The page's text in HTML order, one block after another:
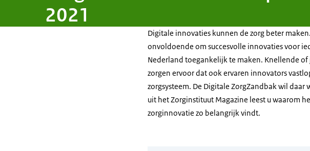
2021
Digitale innovaties kunnen de zorg beter
onvoldoende om succesvolle innovaties voor
Nederland toegankelijk te maken. Knellende
zorgen ervoor dat ook ervaren innovators
zorgsysteem. De Digitale ZorgZandbak wil daar
uit het Zorginstituut Magazine leest u waarom
zorginnovatie zo belangrijk vindt.